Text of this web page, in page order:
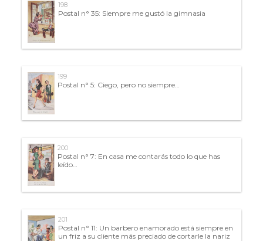
198
Postal n° 35: Siempre me gustó la gimnasia
199
Postal n° 5: Ciego, pero no siempre…
200
Postal n° 7: En casa me contarás todo lo que has
leído…
201
Postal n° 11: Un barbero enamorado está siempre en
un friz a su cliente más preciado de cortarle la nariz